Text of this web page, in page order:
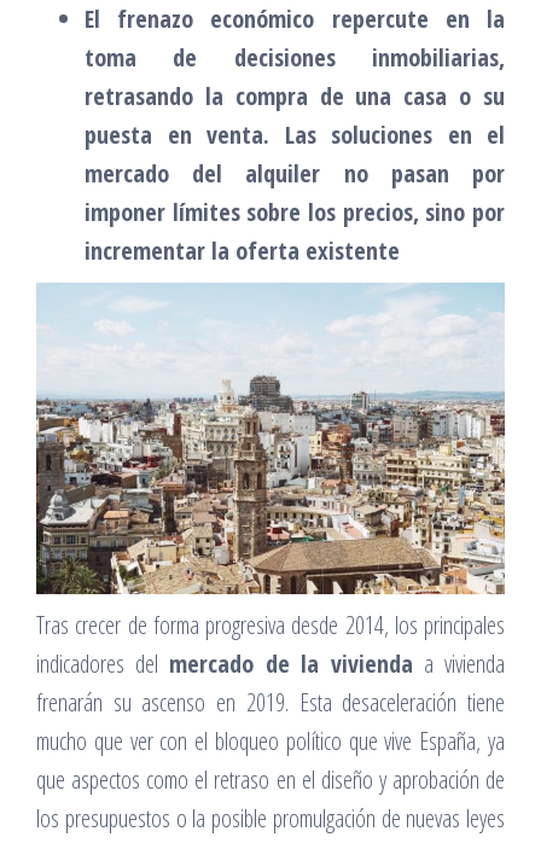
El frenazo económico repercute en la
toma de decisiones inmobiliarias,
retrasando la compra de una casa o su
puesta en venta. Las soluciones en el
mercado del alquiler no pasan por
imponer límites sobre los precios, sino por
incrementar la oferta existente
Tras crecer de forma progresiva desde 2014, los principales
indicadores del mercado de la vivienda a vivienda
frenarán su ascenso en 2019. Esta desaceleración tiene
mucho que ver con el bloqueo político que vive España, ya
que aspectos como el retraso en el diseño y aprobación de
los presupuestos o la posible promulgación de nuevas leyes